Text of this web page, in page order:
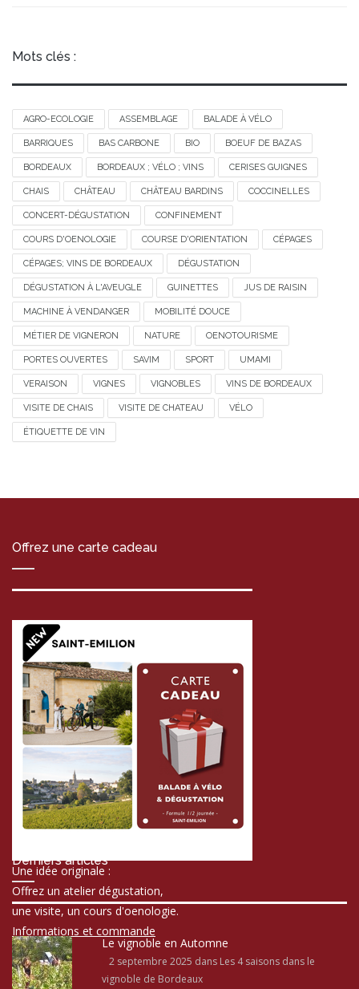
Mots clés :
AGRO-ECOLOGIE ASSEMBLAGE BALADE À VÉLO
BARRIQUES BAS CARBONE BIO BOEUF DE BAZAS
BORDEAUX BORDEAUX ; VÉLO ; VINS CERISES GUIGNES
CHAIS CHÂTEAU CHÂTEAU BARDINS COCCINELLES
CONCERT-DÉGUSTATION CONFINEMENT
COURS D'OENOLOGIE COURSE D'ORIENTATION CÉPAGES
CÉPAGES; VINS DE BORDEAUX DÉGUSTATION
DÉGUSTATION À L'AVEUGLE GUINETTES JUS DE RAISIN
MACHINE À VENDANGER MOBILITÉ DOUCE
MÉTIER DE VIGNERON NATURE OENOTOURISME
PORTES OUVERTES SAVIM SPORT UMAMI
VERAISON VIGNES VIGNOBLES VINS DE BORDEAUX
VISITE DE CHAIS VISITE DE CHATEAU VÉLO
ÉTIQUETTE DE VIN
Offrez une carte cadeau
Une idée originale :
Offrez un atelier dégustation,
une visite, un cours d'oenologie.
Informations et commande
Derniers articles
Le vignoble en Automne
2 septembre 2025 dans Les 4 saisons dans le
vignoble de Bordeaux